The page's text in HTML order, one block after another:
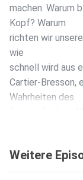
machen. Warum
Kopf? Warum
richten wir
wie
schnell wird aus
Cartier-Bresson,
Wahrheiten des
fotografischen
Folge über
Weitere